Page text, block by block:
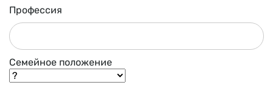
Профессия
Семейное положение